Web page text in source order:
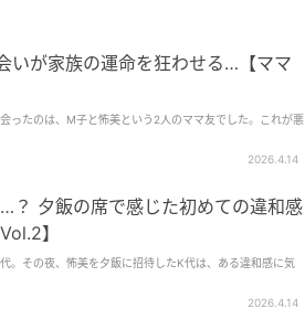
が家族の運命を狂わせる…【ママ
ったのは、M子と怖美という2人のママ友でした。これが悪
2026.4.14
？ 夕飯の席で感じた初めての違和感
】
。その夜、怖美を夕飯に招待したK代は、ある違和感に気
2026.4.14